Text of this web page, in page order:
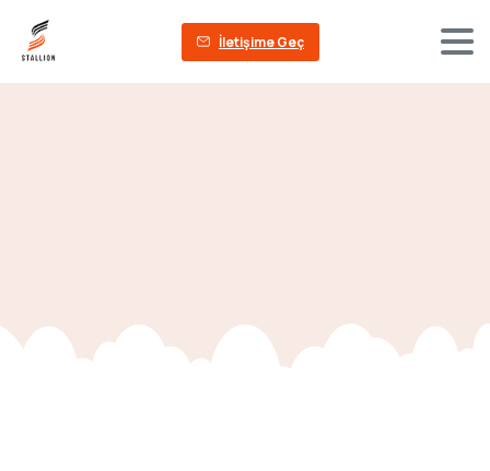
İletişime Geç